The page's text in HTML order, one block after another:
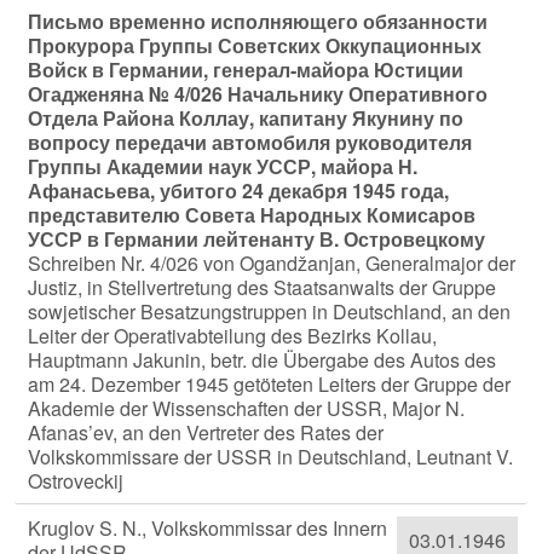
Письмо временно исполняющего обязанности
Прокурора Группы Советских Оккупационных
Войск в Германии, генерал-майора Юстиции
Огадженяна № 4/026 Начальнику Оперативного
Отдела Района Коллау, капитану Якунину по
вопросу передачи автомобиля руководителя
Группы Академии наук УССР, майора Н.
Афанасьева, убитого 24 декабря 1945 года,
представителю Совета Народных Комисаров
УССР в Германии лейтенанту В. Островецкому
Schreiben Nr. 4/026 von Ogandžanjan, Generalmajor der
Justiz, in Stellvertretung des Staatsanwalts der Gruppe
sowjetischer Besatzungstruppen in Deutschland, an den
Leiter der Operativabteilung des Bezirks Kollau,
Hauptmann Jakunin, betr. die Übergabe des Autos des
am 24. Dezember 1945 getöteten Leiters der Gruppe der
Akademie der Wissenschaften der USSR, Major N.
Afanas’ev, an den Vertreter des Rates der
Volkskommissare der USSR in Deutschland, Leutnant V.
Ostroveckij
03.01.1946
Kruglov S. N., Volkskommissar des Innern